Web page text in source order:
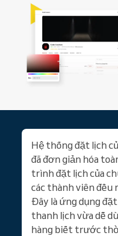
Hệ thống đặt lịch
đã đơn giản hóa
trình đặt lịch của
các thành viên đều
Đây là ứng dụng
thanh lịch vừa dễ
hàng biết trước